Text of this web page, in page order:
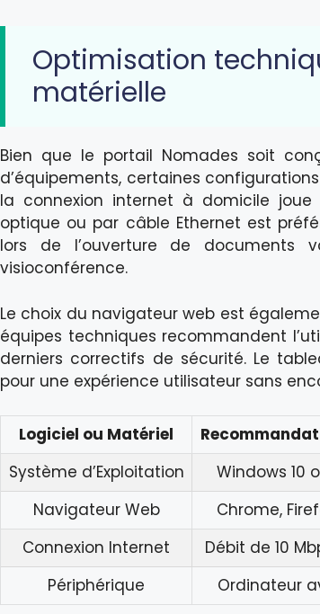
Optimisation
matérielle
Bien que le portail Nomades soit
d’équipements, certaines
la connexion internet à domicile
optique ou par câble Ethernet est
lors de l’ouverture de documents
visioconférence.
Le choix du navigateur web est
équipes techniques recommandent
derniers correctifs de sécurité. Le
pour une expérience utilisateur sans
Logiciel ou Matériel
Système d’Exploitation
Windows 10
Navigateur Web
Chrome,
Connexion Internet
Débit de 10
Périphérique
Ordinateur